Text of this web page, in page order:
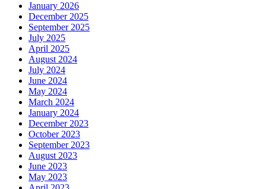
January 2026
December 2025
September 2025
July 2025
April 2025
August 2024
July 2024
June 2024
May 2024
March 2024
January 2024
December 2023
October 2023
September 2023
August 2023
June 2023
May 2023